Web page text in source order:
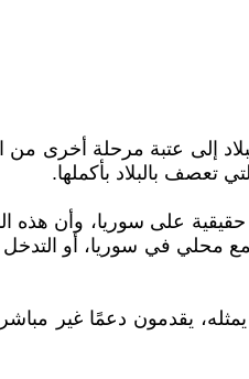
إلى عتبة مرحلة أخرى
تعصف بالبلاد بأكملها.
على سوريا، وأن هذه
محلي في سوريا، أو التدخل
يقدمون دعمًا غير مباشر